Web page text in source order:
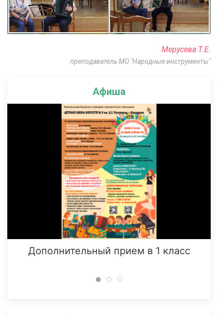
Афиша
Дополнительный прием в 1 класс
Мерусева Т.Е.
преподаватель МО "Народные инструменты"